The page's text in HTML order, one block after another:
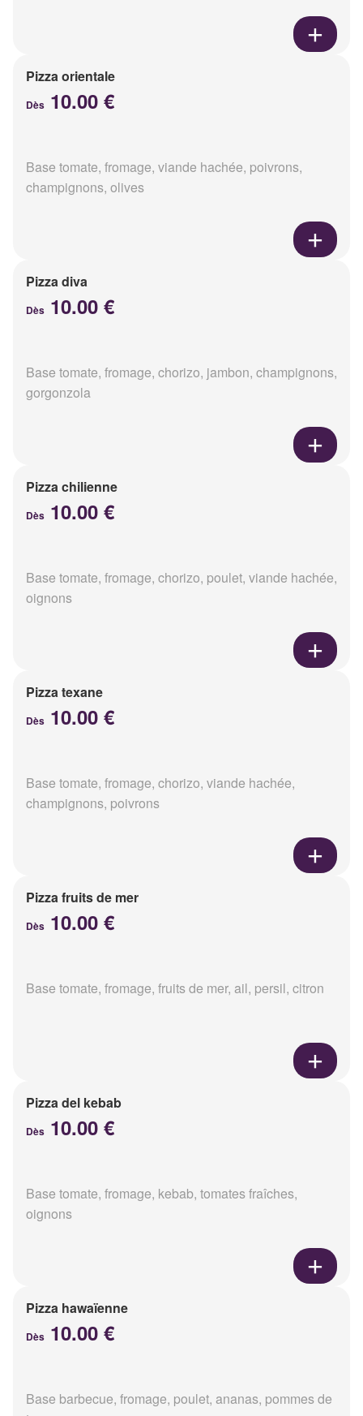
Pizza orientale
Dès 10.00 €
Base tomate, fromage, viande hachée, poivrons,
champignons, olives
Pizza diva
Dès 10.00 €
Base tomate, fromage, chorizo, jambon, champignons,
gorgonzola
Pizza chilienne
Dès 10.00 €
Base tomate, fromage, chorizo, poulet, viande hachée,
oignons
Pizza texane
Dès 10.00 €
Base tomate, fromage, chorizo, viande hachée,
champignons, poivrons
Pizza fruits de mer
Dès 10.00 €
Base tomate, fromage, fruits de mer, ail, persil, citron
Pizza del kebab
Dès 10.00 €
Base tomate, fromage, kebab, tomates fraîches,
oignons
Pizza hawaïenne
Dès 10.00 €
Base barbecue, fromage, poulet, ananas, pommes de